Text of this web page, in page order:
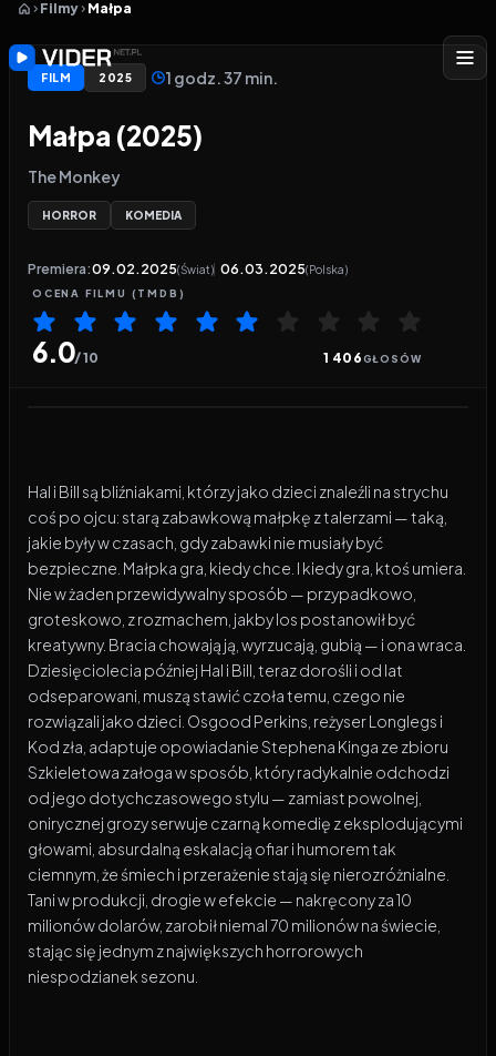
Filmy Małpa
FILM 2025 1 godz. 37 min.
Małpa (2025)
The Monkey
HORROR KOMEDIA
Premiera:09.02.2025(Świat) 06.03.2025(Polska)
OCENA FILMU (TMDB)
6.0/ 10 1 406GŁOSÓW
Hal i Bill są bliźniakami, którzy jako dzieci znaleźli na strychu
coś po ojcu: starą zabawkową małpkę z talerzami — taką,
jakie były w czasach, gdy zabawki nie musiały być
bezpieczne. Małpka gra, kiedy chce. I kiedy gra, ktoś umiera.
Nie w żaden przewidywalny sposób — przypadkowo,
groteskowo, z rozmachem, jakby los postanowił być
kreatywny. Bracia chowają ją, wyrzucają, gubią — i ona wraca.
Dziesięciolecia później Hal i Bill, teraz dorośli i od lat
odseparowani, muszą stawić czoła temu, czego nie
rozwiązali jako dzieci. Osgood Perkins, reżyser Longlegs i
Kod zła, adaptuje opowiadanie Stephena Kinga ze zbioru
Szkieletowa załoga w sposób, który radykalnie odchodzi
od jego dotychczasowego stylu — zamiast powolnej,
onirycznej grozy serwuje czarną komedię z eksplodującymi
głowami, absurdalną eskalacją ofiar i humorem tak
ciemnym, że śmiech i przerażenie stają się nierozróżnialne.
Tani w produkcji, drogie w efekcie — nakręcony za 10
milionów dolarów, zarobił niemal 70 milionów na świecie,
stając się jednym z największych horrorowych
niespodzianek sezonu.